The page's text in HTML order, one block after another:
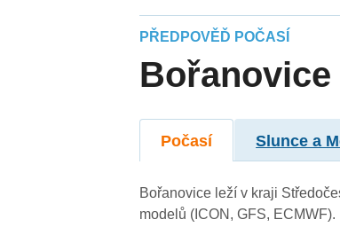
PŘEDPOVĚĎ POČASÍ
Bořanovice
Počasí Slunce a
Bořanovice leží v kraji
modelů (ICON, GFS,